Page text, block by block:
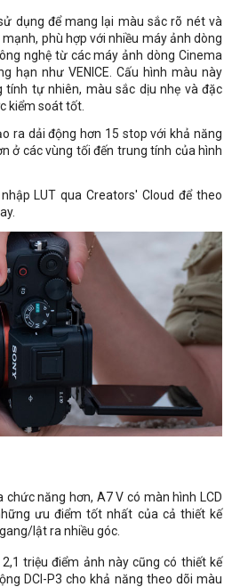
dụng để mang lại màu sắc rõ nét và
phù hợp với nhiều máy ảnh dòng
nghệ từ các máy ảnh dòng Cinema
hạn như VENICE. Cấu hình màu này
tự nhiên, màu sắc dịu nhẹ và đặc
kiểm soát tốt.
ra dải động hơn 15 stop với khả năng
ở các vùng tối đến trung tính của hình
LUT qua Creators' Cloud để theo
chức năng hơn, A7 V có màn hình LCD
ưu điểm tốt nhất của cả thiết kế
lật ra nhiều góc.
triệu điểm ảnh này cũng có thiết kế
DCI-P3 cho khả năng theo dõi màu